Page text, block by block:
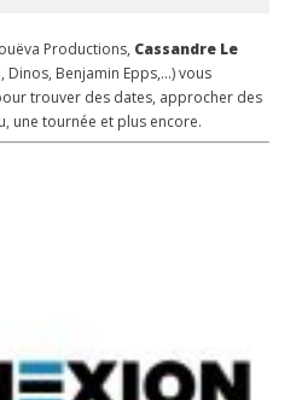
Productions, Cassandre Le
Dinos, Benjamin Epps,…) vous
trouver des dates, approcher des
une tournée et plus encore.